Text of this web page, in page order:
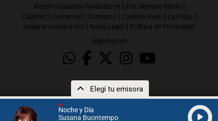
Noche y Día
Susana Buontempo
Elegí tu emisora
Nuestros padres fundadores | Por siempre Mario |
Cadena 3 Comercial | Contacto | Cadena Heat | La Popu |
Integrar nuestra red | Aviso Legal | Política de Privacidad
Seguinos en